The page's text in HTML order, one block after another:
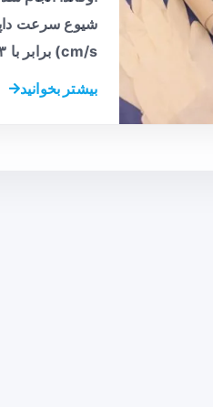
cm/s) برابر با ۸.۳% (۳۲ نفر) گزارش…
بیشتر بخوانید